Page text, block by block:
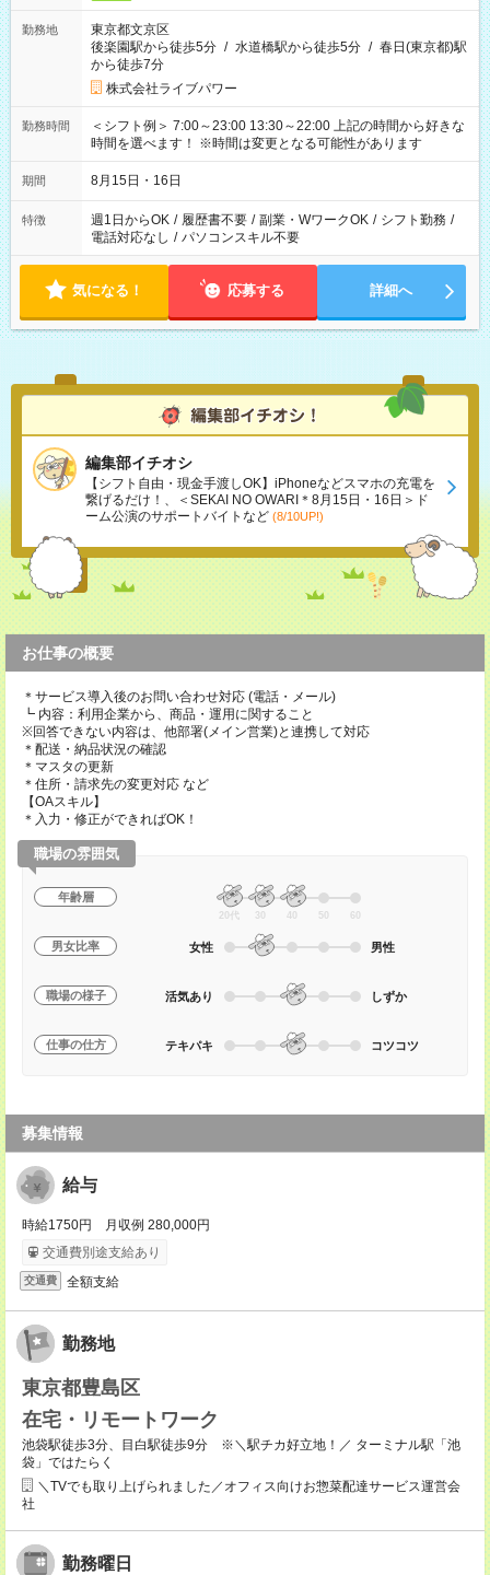
勤務地
東京都文京区
後楽園駅から徒歩5分 / 水道橋駅から徒歩5分 / 春日(東京都)駅
から徒歩7分
株式会社ライブパワー
勤務時間
＜シフト例＞ 7:00～23:00 13:30～22:00 上記の時間から好きな
時間を選べます！ ※時間は変更となる可能性があります
期間 8月15日・16日
特徴 週1日からOK / 履歴書不要 / 副業・WワークOK / シフト勤務 /
電話対応なし / パソコンスキル不要
気になる！ 応募する 詳細へ
編集部イチオシ
【シフト自由・現金手渡しOK】iPhoneなどスマホの充電を
繋げるだけ！、＜SEKAI NO OWARI＊8月15日・16日＞ド
ーム公演のサポートバイトなど (8/10UP!)
お仕事の概要
＊サービス導入後のお問い合わせ対応 (電話・メール)
┗ 内容：利用企業から、商品・運用に関すること
※回答できない内容は、他部署(メイン営業)と連携して対応
＊配送・納品状況の確認
＊マスタの更新
＊住所・請求先の変更対応 など
【OAスキル】
＊入力・修正ができればOK！
職場の雰囲気
年齢層
20代 30 40 50 60
男女比率 女性 男性
職場の様子 活気あり しずか
仕事の仕方 テキパキ コツコツ
募集情報
給与
時給1750円 月収例 280,000円
交通費別途支給あり
交通費 全額支給
勤務地
東京都豊島区
在宅・リモートワーク
池袋駅徒歩3分、目白駅徒歩9分 ※＼駅チカ好立地！／ ターミナル駅「池
袋」ではたらく
＼TVでも取り上げられました／オフィス向けお惣菜配達サービス運営会
社
勤務曜日